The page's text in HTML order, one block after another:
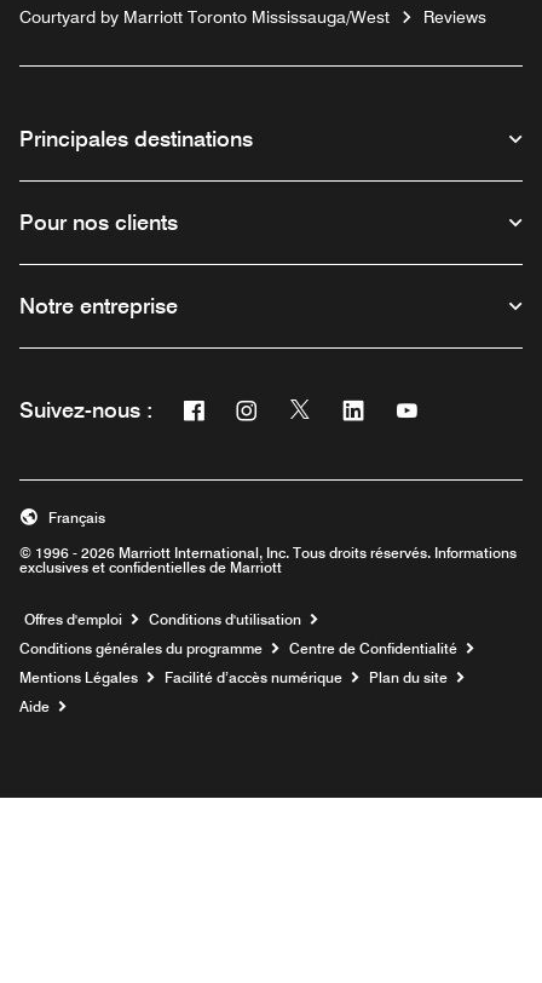
Courtyard by Marriott Toronto Mississauga/West Reviews
Principales destinations
Pour nos clients
Notre entreprise
Suivez-nous : Facebook
Ouvre une nouvelle fenêtre
Instagram
Ouvre une nouvelle fenêtre
Twitter
Ouvre une nouvelle fenêtre
Linkedin
Ouvre une nouvelle
Ouvre une
© 1996 - 2026 Marriott International, Inc. Tous droits réservés. Informations
exclusives et confidentielles de Marriott
Français
Offres d'emploi Ouvre une nouvelle fenêtre
Conditions d'utilisation
Conditions générales du programme
Centre de Confidentialité
Mentions Légales
Facilité d’accès numérique
Plan du site
Aide